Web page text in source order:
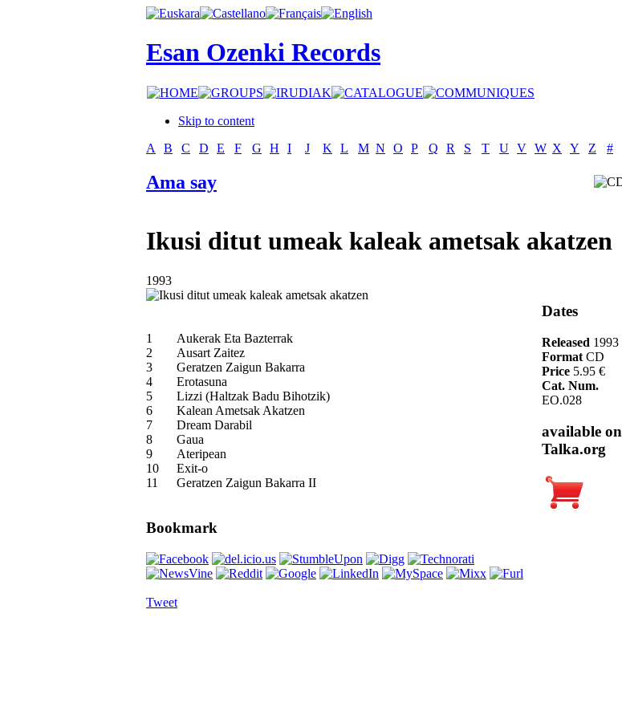
Esan Ozenki Records
Skip to content
A
B C D E F G H I J K L M N O P Q R S T U V W X Y Z #
Ama say
Ikusi ditut umeak kaleak ametsak akatzen
1993
1
Aukerak Eta Bazterrak
2
Ausart Zaitez
3
Geratzen Zaigun Bakarra
4
Erotasuna
5
Lizzi (Haltzak Badu Bihotzik)
6
Kalean Ametsak Akatzen
7
Dream Darabil
8
Gaua
9
Ateripean
10
Exit-o
11
Geratzen Zaigun Bakarra II
Bookmark
Tweet
Dates
Released 1993
Format CD
Price 5.95 €
Cat. Num.
EO.028
available on
Talka.org